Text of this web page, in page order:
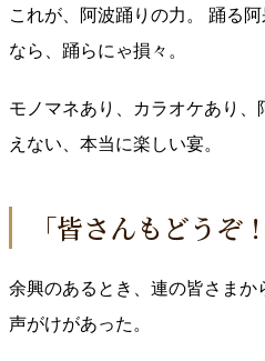
これが、阿波踊りの力。 踊る
なら、踊らにゃ損々。
モノマネあり、カラオケあり、
えない、本当に楽しい宴。
「皆さんもどうぞ
余興のあるとき、連の皆さま
声がけがあった。